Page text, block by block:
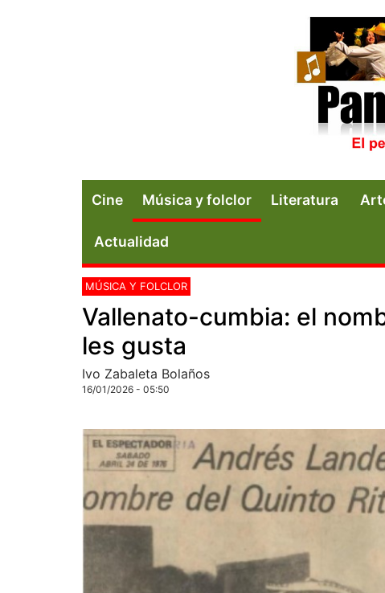
Cine Música y folclor Literatura
Actualidad
MÚSICA Y FOLCLOR
Vallenato-cumbia: el
les gusta
Ivo Zabaleta Bolaños
16/01/2026 - 05:50